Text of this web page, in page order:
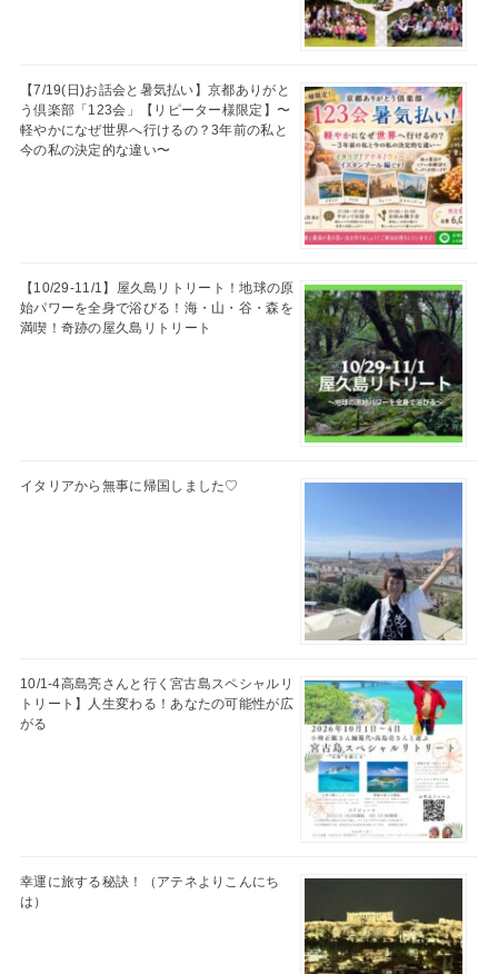
【7/19(日)お話会と暑気払い】京都ありがと
う倶楽部「123会」【リピーター様限定】〜
軽やかになぜ世界へ行けるの？3年前の私と
今の私の決定的な違い〜
【10/29-11/1】屋久島リトリート！地球の原
始パワーを全身で浴びる！海・山・谷・森を
満喫！奇跡の屋久島リトリート
イタリアから無事に帰国しました♡
10/1-4高島亮さんと行く宮古島スペシャルリ
トリート】人生変わる！あなたの可能性が広
がる
幸運に旅する秘訣！（アテネよりこんにち
は）